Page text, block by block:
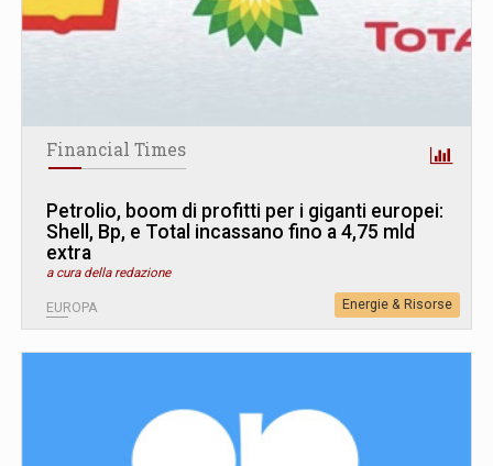
Financial Times
Petrolio, boom di profitti per i giganti europei:
Shell, Bp, e Total incassano fino a 4,75 mld
extra
a cura della redazione
EUROPA Energie & Risorse